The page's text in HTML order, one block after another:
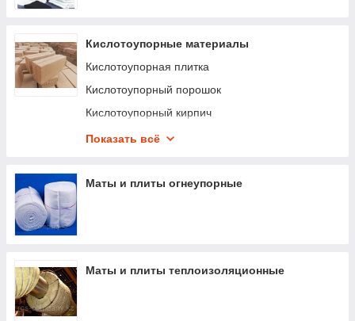
Кислотоупорные материалы
Кислотоупорная плитка
Кислотоупорный порошок
Кислотоупорный кирпич
Арзамит кислотоупорный
Пластина полиизобутиленовая
Показать всё
Маты и плиты огнеупорные
Маты и плиты теплоизоляционные